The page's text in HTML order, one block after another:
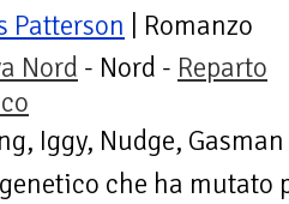
Patterson | Romanzo
Nord - Nord - Reparto
Iggy, Nudge,
che ha mutato